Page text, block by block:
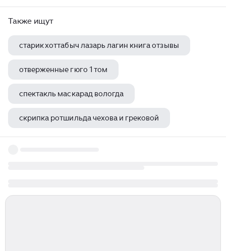
Также ищут
старик хоттабыч лазарь лагин книга отзывы
отверженные гюго 1 том
спектакль маскарад вологда
скрипка ротшильда чехова и грековой